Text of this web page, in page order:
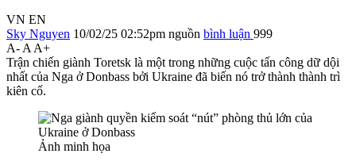
VN EN
Sky Nguyen 10/02/25 02:52pm nguồn bình luận 999
A- A A+
Trận chiến giành Toretsk là một trong những cuộc tấn công dữ dội
nhất của Nga ở Donbass bởi Ukraine đã biến nó trở thành thành trì
kiên cố.
Ảnh minh họa